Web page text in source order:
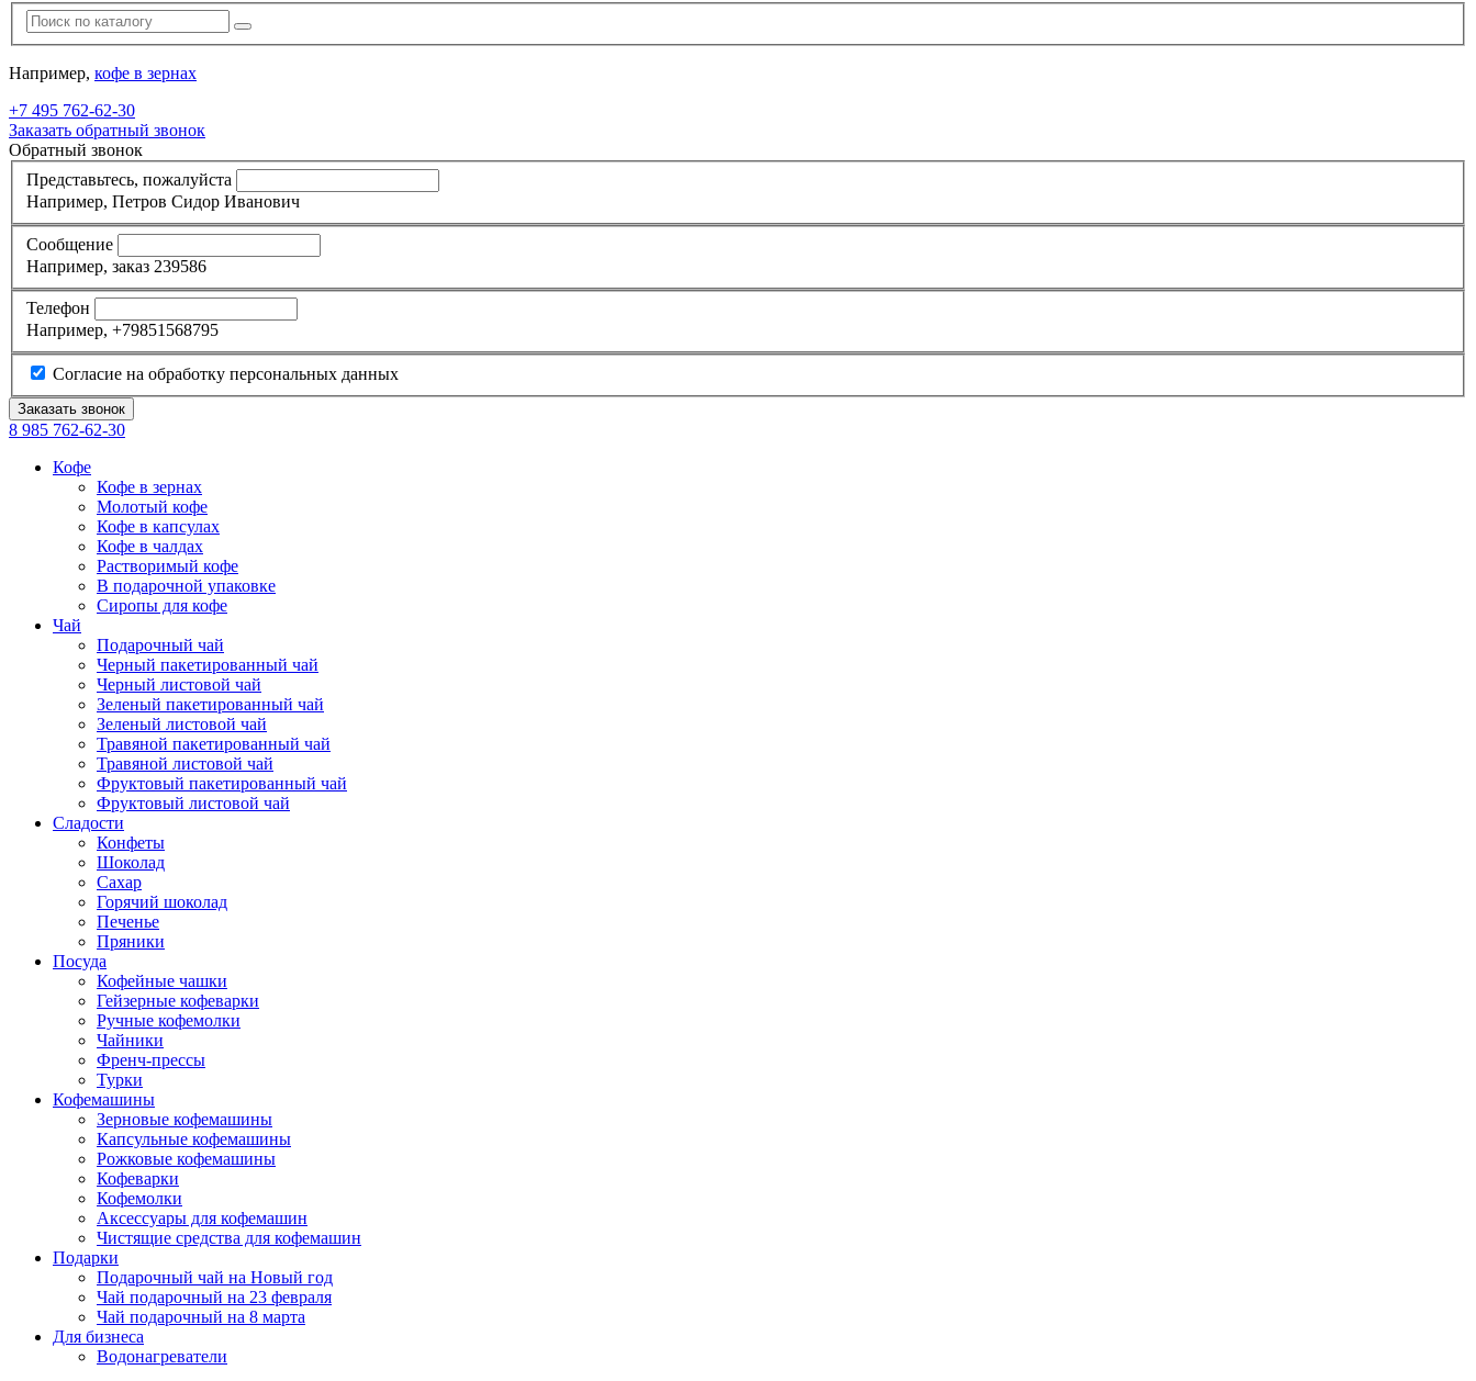
Например, кофе в зернах
+7 495 762-62-30
Заказать обратный звонок
Обратный звонок
Представьтесь, пожалуйста
Например, Петров Сидор Иванович
Сообщение
Например, заказ 239586
Телефон
Например, +79851568795
Согласие на обработку персональных данных
8 985 762-62-30
Кофе
Кофе в зернах
Молотый кофе
Кофе в капсулах
Кофе в чалдах
Растворимый кофе
В подарочной упаковке
Сиропы для кофе
Чай
Подарочный чай
Черный пакетированный чай
Черный листовой чай
Зеленый пакетированный чай
Зеленый листовой чай
Травяной пакетированный чай
Травяной листовой чай
Фруктовый пакетированный чай
Фруктовый листовой чай
Сладости
Конфеты
Шоколад
Сахар
Горячий шоколад
Печенье
Пряники
Посуда
Кофейные чашки
Гейзерные кофеварки
Ручные кофемолки
Чайники
Френч-прессы
Турки
Кофемашины
Зерновые кофемашины
Капсульные кофемашины
Рожковые кофемашины
Кофеварки
Кофемолки
Аксессуары для кофемашин
Чистящие средства для кофемашин
Подарки
Подарочный чай на Новый год
Чай подарочный на 23 февраля
Чай подарочный на 8 марта
Для бизнеса
Водонагреватели